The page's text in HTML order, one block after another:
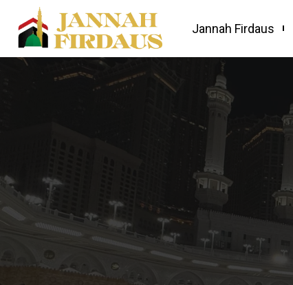
Jannah Firdaus